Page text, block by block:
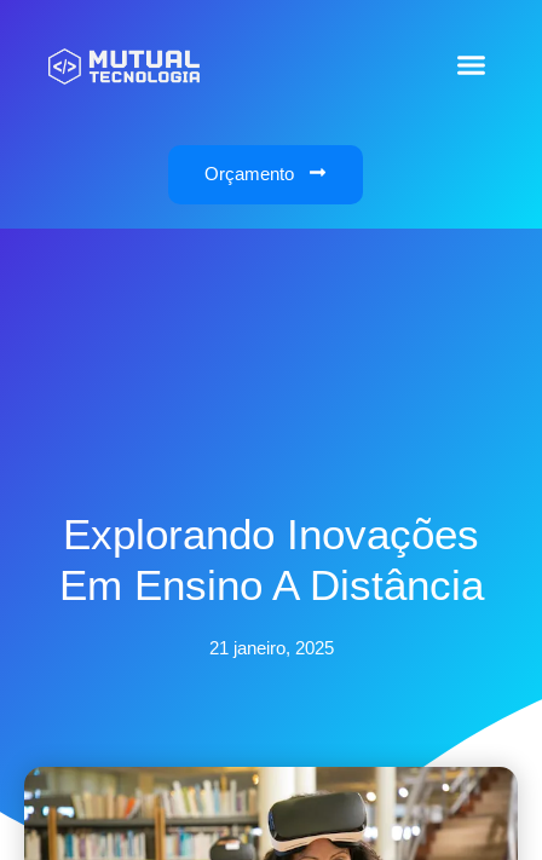
Orçamento
Explorando Inovações
Em Ensino A Distância
21 janeiro, 2025